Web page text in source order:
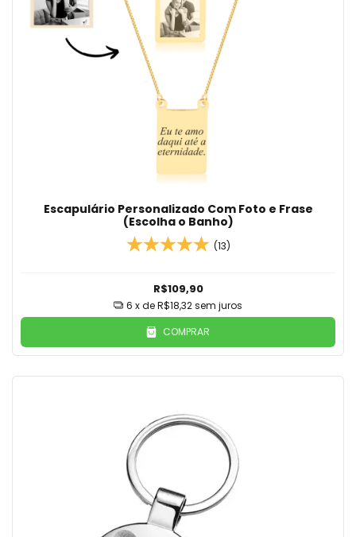
Escapulário Personalizado Com Foto e Frase
(Escolha o Banho)
(13)
R$109,90
6 x deR$18,32sem juros
COMPRAR